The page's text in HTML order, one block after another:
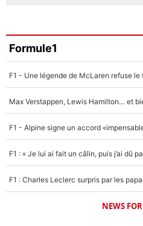
Formule1
NEWS